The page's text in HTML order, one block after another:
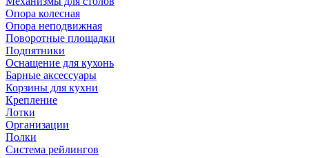
Опора колесная
Опора неподвижная
Поворотные площадки
Подпятники
Оснащение для кухонь
Барные аксессуары
Корзины для кухни
Крепление
Лотки
Организации
Полки
Система рейлингов